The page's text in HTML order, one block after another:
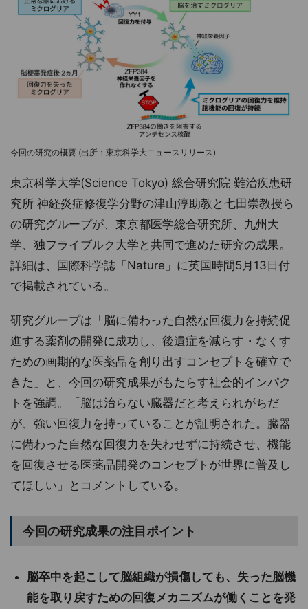
今回の研究の概要 (出所：東京科学大ニュースリリース)
東京科学大学(Science Tokyo) 総合研究院 難治疾患研
究所 神経炎症修復学分野の津山淳助教と七田崇教授ら
の研究グループが、東京都医学総合研究所、九州大
学、独フライブルク大学と共同で進めた研究の成果。
詳細は、国際科学誌「Nature」に英国時間5月13日付
で掲載されている。
研究グループは「脳に備わった自然な回復力を持続促
進する薬剤の開発に成功し、後遺症を減らす・なくす
ための画期的な医薬品を創り出すコンセプトを確立で
きた」と、今回の研究成果がもたらす社会的インパク
トを強調。「脳は治らない臓器だと考えられがちだ
が、強い回復力を持っていることが証明された。臓器
に備わった自然な回復力を失わせずに持続させ、機能
を回復させる医薬品開発のコンセプトが世界に普及し
てほしい」とコメントしている。
今回の研究成果の注目ポイント
脳卒中を起こして脳組織が損傷しても、失った脳機
能を取り戻すための回復メカニズムが働くことを発